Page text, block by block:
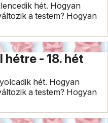
hét. Hogyan
a testem? Hogyan
hétre - 18. hét
hét. Hogyan
a testem? Hogyan